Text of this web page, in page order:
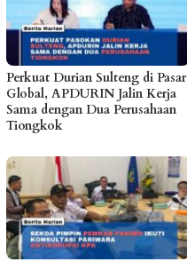
Perkuat Durian Sulteng di Pasar
Global, APDURIN Jalin Kerja
Sama dengan Dua Perusahaan
Tiongkok